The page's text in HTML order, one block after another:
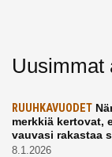
Uusimmat
RUUHKAVUODET
merkkiä kertovat,
vauvasi rakastaa
8.1.2026